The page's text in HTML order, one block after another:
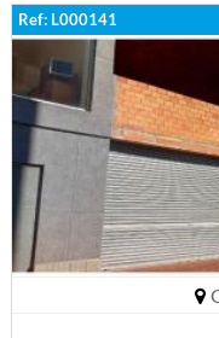
Ref: L000141